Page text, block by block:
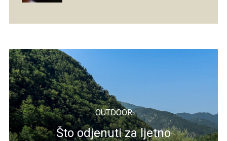
OUTDOOR
Što odjenuti za ljetno